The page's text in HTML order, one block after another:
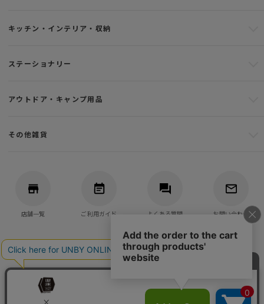
キッチン・インテリア・収納
ステーショナリー
アウトドア・キャンプ用品
その他雑貨
店舗一覧 ご利用ガイド よくある質問 お問い合わせ
バッグ・アウトドア・キャンプ用品の通販